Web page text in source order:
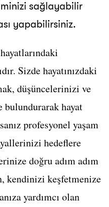
sağlayabilir
yapabilirsiniz.
Sizde hayatınızdaki
düşüncelerinizi ve
hayat
profesyonel yaşam
hedeflere
doğru adım adım
kendinizi keşfetmenize
yardımcı olan